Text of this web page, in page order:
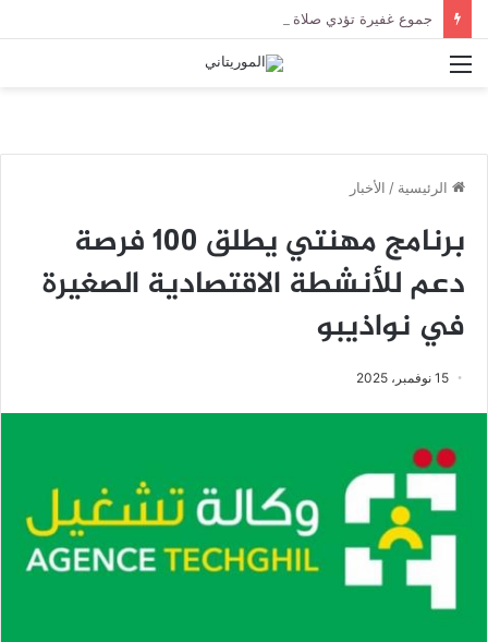
القائمة
الرئيسية / الأخبار
برنامج مهنتي يطلق 100 فرصة
دعم للأنشطة الاقتصادية الصغيرة
في نواذيبو
15 نوفمبر، 2025